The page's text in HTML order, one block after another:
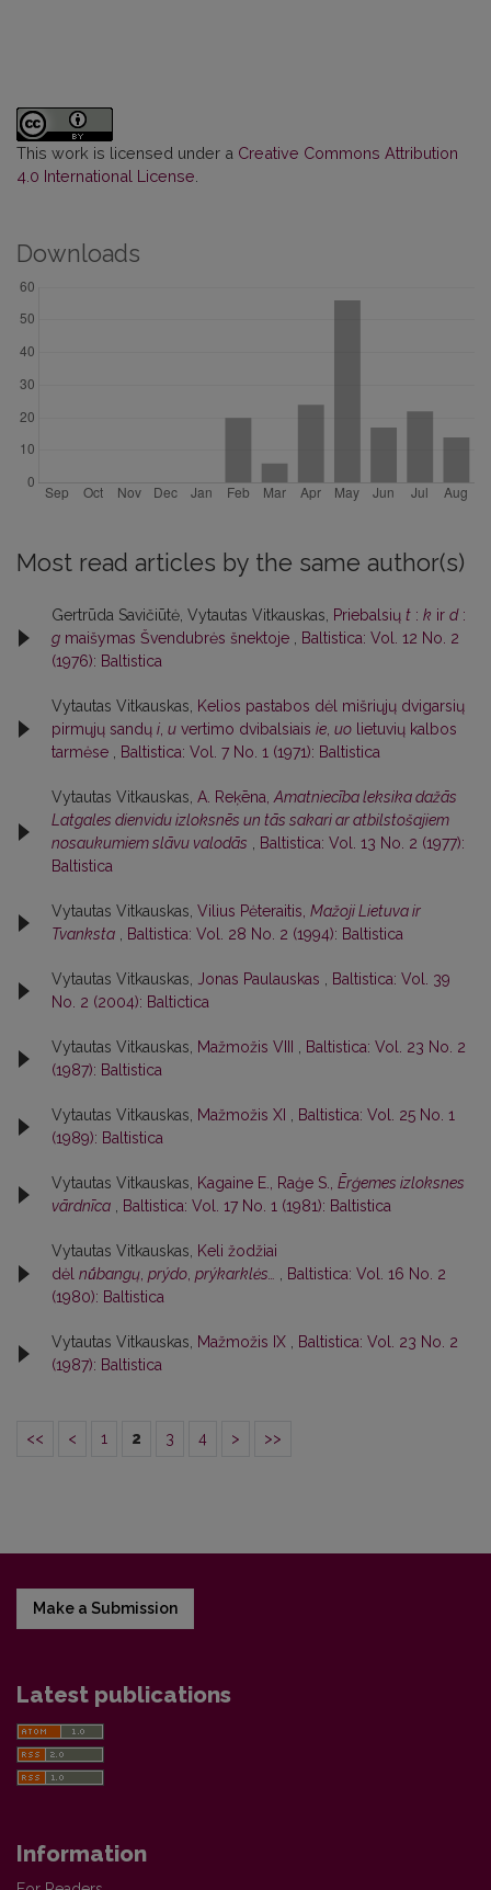
This work is licensed under a Creative Commons Attribution
4.0 International License
Downloads
Most read articles by the same author(s)
Gertrūda Savičiūtė, Vytautas Vitkauskas, Priebalsių t : k ir d:
g maišymas Švendubrės šnektoje
Baltistica: Vol. 12 No. 2
(1976): Baltistica
Vytautas Vitkauskas,
Kelios pastabos dėl mišriųjų dvigarsių
pirmųjų sandų i u vertimo dvibalsiais ie uo lietuvių kalbos
tarmėse
Baltistica: Vol. 7 No. 1 (1971): Baltistica
Vytautas Vitkauskas, A. Reķēna, Amatniecība leksika dažās
Latgales dienvidu izloksnēs un tās sakari ar atbilstošajiem
nosaukumiem slāvu valodās
Baltistica: Vol. 13 No. 2 (1977):
Baltistica
Vytautas Vitkauskas, Vilius Pėteraitis, Mažoji Lietuva ir
Tvanksta
Baltistica: Vol. 28 No. 2 (1994): Baltistica
Vytautas Vitkauskas, Jonas Paulauskas
Baltistica: Vol. 39
No. 2 (2004): Baltictica
Vytautas Vitkauskas, Mažmožis VIII
Baltistica: Vol. 23 No. 2
(1987): Baltistica
Vytautas Vitkauskas, Mažmožis XI
Baltistica: Vol. 25 No. 1
(1989): Baltistica
Vytautas Vitkauskas, Kagaine E., Raģe S., Ērģemes izloksnes
vārdnīca
Baltistica: Vol. 17 No. 1 (1981): Baltistica
Vytautas Vitkauskas,
Keli žodžiai
dėl nū́bangų prýdo prýkarklės…
Baltistica: Vol. 16 No. 2
(1980): Baltistica
Vytautas Vitkauskas, Mažmožis IX
Baltistica: Vol. 23 No. 2
(1987): Baltistica
<< < 1 2 3 4 > >>
Make a Submission
Latest publications
Information